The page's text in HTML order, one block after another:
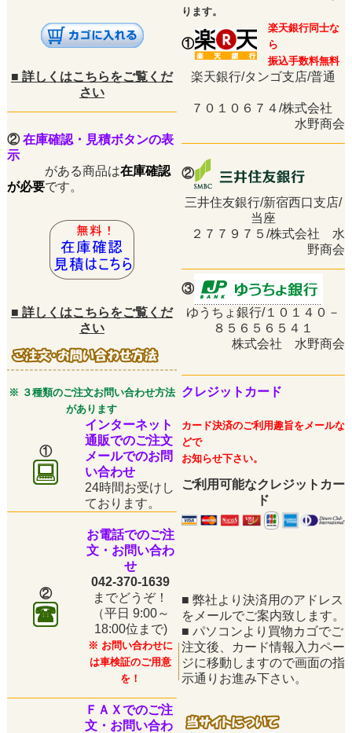
ります。
①
楽天銀行同士な
ら
振込手数料無料
■ 詳しくはこちらをご覧くだ
さい
楽天銀行/タンゴ支店/普通
７０１０６７４/株式会社
水野商会
②在庫確認・見積ボタンの表
示
がある商品は在庫確認
が必要です。
②
三井住友銀行/新宿西口支店/
当座
２７７９７５/株式会社 水
野商会
③
■ 詳しくはこちらをご覧くだ
さい
ゆうちょ銀行/１０１４０－
８５６５６５４１
株式会社 水野商会
※ ３種類のご注文お問い合わせ方法
があります
クレジットカード
①
インターネット
通販でのご注文
メールでのお問
い合わせ
24時間お受けし
ております。
カード決済のご利用趣旨をメールな
どで
お知らせ下さい。
ご利用可能なクレジットカー
ド
②
お電話でのご注
文・お問い合わ
せ
042-370-1639
までどうぞ！
（平日 9:00～
18:00位まで)
※ お問い合わせに
は車検証のご用意
を！
■ 弊社より決済用のアドレス
をメールでご案内致します。
■ パソコンより買物カゴでご
注文後、カード情報入力ペー
ジに移動しますので画面の指
示通りお進み下さい。
ＦＡＸでのご注
文・お問い合わ